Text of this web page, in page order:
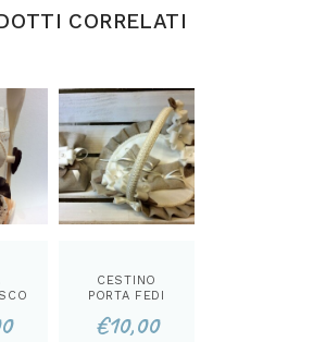
CORRELATI
CESTINO
PORTA FEDI
LO
€10,00